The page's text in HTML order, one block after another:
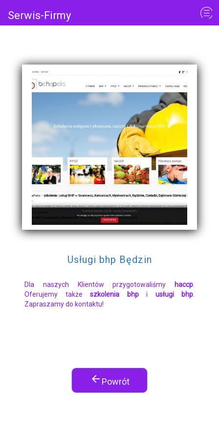
Serwis-Firmy
Usługi bhp Będzin
Dla naszych Klientów przygotowaliśmy haccp
Oferujemy także szkolenia bhpi usługi bhp
Zapraszamy do kontaktu!
arrow_back Powrót